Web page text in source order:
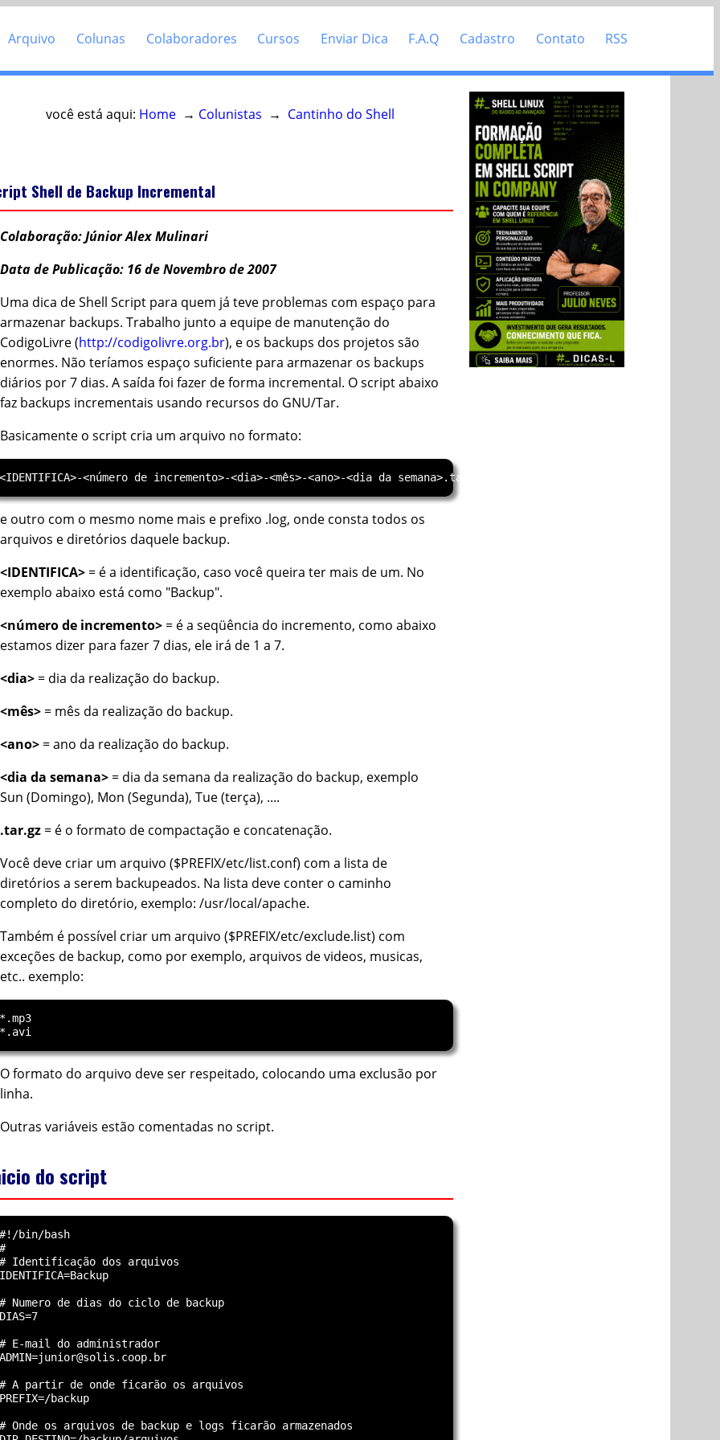
Arquivo Colunas Colaboradores Cursos Enviar Dica F.A.Q Cadastro Contato RSS
você está aqui: Home → Colunistas → Cantinho do Shell
Shell de Backup Incremental
Colaboração: Júnior Alex Mulinari
Data de Publicação: 16 de Novembro de 2007
Uma dica de Shell Script para quem já teve problemas com espaço para
armazenar backups. Trabalho junto a equipe de manutenção do
CodigoLivre (http://codigolivre.org.br), e os backups dos projetos são
enormes. Não teríamos espaço suficiente para armazenar os backups
diários por 7 dias. A saída foi fazer de forma incremental. O script abaixo
faz backups incrementais usando recursos do GNU/Tar.
Basicamente o script cria um arquivo no formato:
e outro com o mesmo nome mais e prefixo .log, onde consta todos os
arquivos e diretórios daquele backup.
<IDENTIFICA> = é a identificação, caso você queira ter mais de um. No
exemplo abaixo está como "Backup".
<número de incremento> = é a seqüência do incremento, como abaixo
estamos dizer para fazer 7 dias, ele irá de 1 a 7.
<dia> = dia da realização do backup.
<mês> = mês da realização do backup.
<ano> = ano da realização do backup.
<dia da semana> = dia da semana da realização do backup, exemplo
Sun (Domingo), Mon (Segunda), Tue (terça), ....
.tar.gz = é o formato de compactação e concatenação.
Você deve criar um arquivo ($PREFIX/etc/list.conf) com a lista de
diretórios a serem backupeados. Na lista deve conter o caminho
completo do diretório, exemplo: /usr/local/apache.
Também é possível criar um arquivo ($PREFIX/etc/exclude.list) com
exceções de backup, como por exemplo, arquivos de videos, musicas,
etc.. exemplo:
*.mp3
O formato do arquivo deve ser respeitado, colocando uma exclusão por
linha.
Outras variáveis estão comentadas no script.
do script
#!/bin/bash
#
# Identificação dos arquivos
IDENTIFICA=Backup
# Numero de dias do ciclo de backup
DIAS=7
# E-mail do administrador
ADMIN=junior@solis.coop.br
# A partir de onde ficarão os arquivos
PREFIX=/backup
# Onde os arquivos de backup e logs ficarão armazenados